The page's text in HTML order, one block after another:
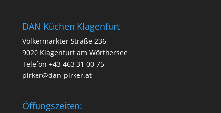
DAN Küchen Klagenfurt
Völkermarkter Straße 236
9020 Klagenfurt am Wörthersee
Telefon +43 463 31 00 75
pirker@dan-pirker.at
Öffungszeiten: